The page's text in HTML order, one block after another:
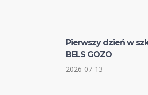
Pierwszy dzień w
BELS GOZO
2026-07-13